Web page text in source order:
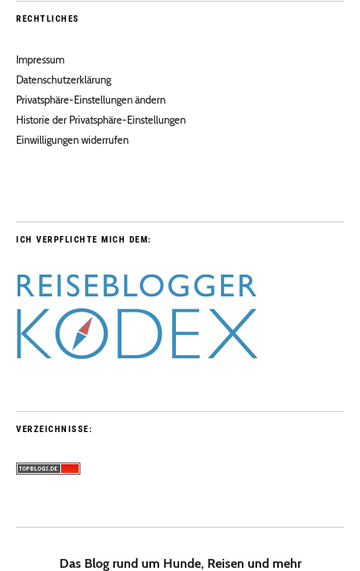
RECHTLICHES
Impressum
Datenschutzerklärung
Privatsphäre-Einstellungen ändern
Historie der Privatsphäre-Einstellungen
Einwilligungen widerrufen
ICH VERPFLICHTE MICH DEM:
VERZEICHNISSE:
Das Blog rund um Hunde, Reisen und mehr